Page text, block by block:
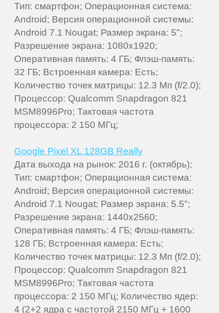
Тип: смартфон; Операционная система:
Android; Версия операционной системы:
Android 7.1 Nougat; Размер экрана: 5";
Разрешение экрана: 1080x1920;
Оперативная память: 4 ГБ; Флэш-память:
32 ГБ; Встроенная камера: Есть;
Количество точек матрицы: 12.3 Мп (f/2.0);
Процессор: Qualcomm Snapdragon 821
MSM8996Pro; Тактовая частота
процессора: 2 150 МГц;
Google Pixel XL 128GB Really
Дата выхода на рынок: 2016 г. (октябрь);
Тип: смартфон; Операционная система:
Android; Версия операционной системы:
Android 7.1 Nougat; Размер экрана: 5.5";
Разрешение экрана: 1440x2560;
Оперативная память: 4 ГБ; Флэш-память:
128 ГБ; Встроенная камера: Есть;
Количество точек матрицы: 12.3 Мп (f/2.0);
Процессор: Qualcomm Snapdragon 821
MSM8996Pro; Тактовая частота
процессора: 2 150 МГц; Количество ядер:
4 (2+2 ядра с частотой 2150 МГц + 1600